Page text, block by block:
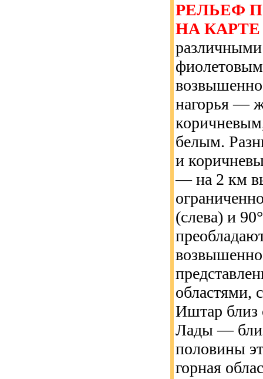
РЕЛЬЕФ
НА
нагорья —
белым.
и
— на 2 км
(слева) и
областями,
Иштар близ
Лады —
половины
горная